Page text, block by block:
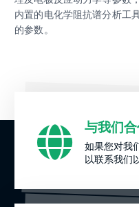
内置的电化学阻抗谱分析工
的参数。
与我们
如果您对我
以联系我们